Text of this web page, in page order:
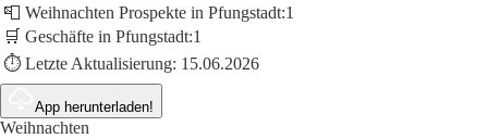
📮 Weihnachten Prospekte in Pfungstadt:1
🛒 Geschäfte in Pfungstadt:1
⏱️ Letzte Aktualisierung: 15.06.2026
App herunterladen!
Weihnachten